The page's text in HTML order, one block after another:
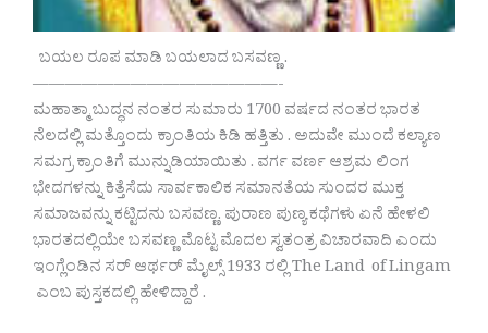
ಬಯಲ ರೂಪ ಮಾಡಿ ಬಯಲಾದ ಬಸವಣ್ಣ .
———————————————-
ಮಹಾತ್ಮಾ ಬುದ್ಧನ ನಂತರ ಸುಮಾರು 1700 ವರ್ಷದ ನಂತರ ಭಾರತ
ನೆಲದಲ್ಲಿ ಮತ್ತೊಂದು ಕ್ರಾಂತಿಯ ಕಿಡಿ ಹತ್ತಿತು . ಅದುವೇ ಮುಂದೆ ಕಲ್ಯಾಣ
ಸಮಗ್ರ ಕ್ರಾಂತಿಗೆ ಮುನ್ನುಡಿಯಾಯಿತು . ವರ್ಗ ವರ್ಣ ಆಶ್ರಮ ಲಿಂಗ
ಭೇದಗಳನ್ನು ಕಿತ್ತೆಸೆದು ಸಾರ್ವಕಾಲಿಕ ಸಮಾನತೆಯ ಸುಂದರ ಮುಕ್ತ
ಸಮಾಜವನ್ನು ಕಟ್ಟಿದನು ಬಸವಣ್ಣ. ಪುರಾಣ ಪುಣ್ಯ ಕಥೆಗಳು ಏನೆ ಹೇಳಲಿ
ಭಾರತದಲ್ಲಿಯೇ ಬಸವಣ್ಣ ಮೊಟ್ಟ ಮೊದಲ ಸ್ವತಂತ್ರ ವಿಚಾರವಾದಿ ಎಂದು
ಇಂಗ್ಲೆಂಡಿನ ಸರ್ ಆರ್ಥರ್ ಮೈಲ್ಸ್ 1933 ರಲ್ಲಿ The Land of Lingam
ಎಂಬ ಪುಸ್ತಕದಲ್ಲಿ ಹೇಳಿದ್ದಾರೆ .